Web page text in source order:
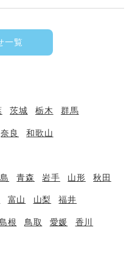
一覧
茨城 栃木 群馬
奈良 和歌山
青森 岩手 山形 秋田
富山 山梨 福井
根 鳥取 愛媛
香川